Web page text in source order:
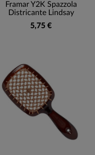
Framar Y2K Spazzola
Districante Lindsay
5,75 €